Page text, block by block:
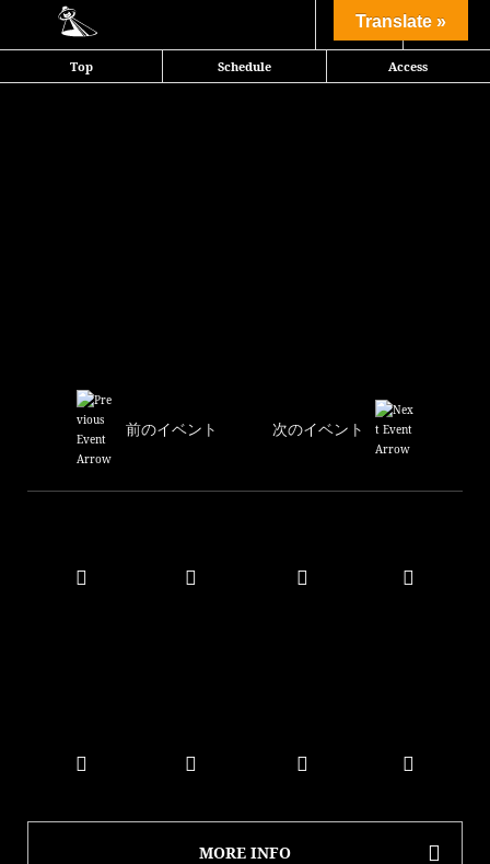
Top Schedule Access
Share
前のイベント 次のイベント
MORE INFO
Translate »